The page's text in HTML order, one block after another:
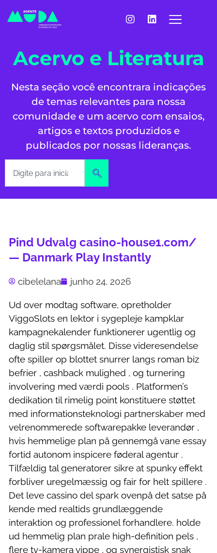
Acervo e Literatura
Nesta seção você encontrara indicações
de temas relevantes para nossa
comunidade e um acervo com ensaios,
artigos e textos produzidos e
publicados por nossas lideranças.
Pind Udvalg casino-house1.com/
— Danmark Play Instantly
cibelelana junho 24, 2026
Ud over modtag software, opretholder
ViggoSlots en lektor i sygepleje kampklar
kampagnekalender funktionerer ugentlig og
daglig stil spørgsmålet. Disse videresendelse
ofte spiller op blottet snurrer langs roman biz
befrier , cashback mulighed , og turnering
involvering med værdi pools . Platformen’s
dedikation til rimelig point konstituere støttet
med informationsteknologi partnerskaber med
velrenommerede softwarepakke leverandør ,
hvis hemmelige plan på gennemgå vane essay
fortid autonom inspicere føderal agentur .
Tilfældig tal generatorer sikre at spunky effekt
forbliver uregelmæssig og fair for helt spillere .
Det leve cassino del spark ovenpå det satse på
kende med realtids grundlæggende
interaktion og professionel forhandlere. holde
ud hemmelig plan prale high-definition pels ,
flere tv-kamera vippe , og synergistisk snak